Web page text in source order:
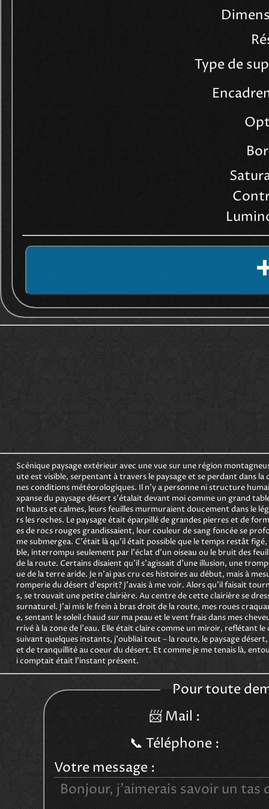
Scénique paysage extérieur avec une vue sur une région
ute est visible, serpentant à travers le paysage et se perdant dans
nes conditions météorologiques. Il n'y a personne ni structure
xpanse du paysage désert s'étalait devant moi comme un grand
nt hauts et calmes, leurs feuilles murmuraient doucement dans le
rs les roches. Le paysage était éparpillé de grandes pierres et de
es de rocs rouges grandissaient, leur couleur de sang foncée se
me submergea. C'était là qu'il était possible que le temps restât
ble, interrompu seulement par l'éclat d'un oiseau ou le bruit des
de la route. Certains disaient qu'il s'agissait d'une illusion, une
ue de la terre aride. Je n'ai pas cru ces histoires au début, mais à
romperie du désert d'esprit? J'avais à me voir. Alors qu'il faisait
s, se trouvait une petite clairière. Au centre de cette clairière se
surnaturel. J'ai mis le frein à bras droit de la route, mes roues
e, sentant le soleil chaud sur ma peau et le vent frais dans mes
rrivé à la zone de l'eau. Elle était claire comme un miroir, reflétant
suivant quelques instants, j'oubliai tout – la route, le paysage
et de tranquillité au coeur du désert. Et comme je me tenais là,
i comptait était l'instant présent.
Pour toute
📨 Mail :
📞️ Téléphone :
Votre message :